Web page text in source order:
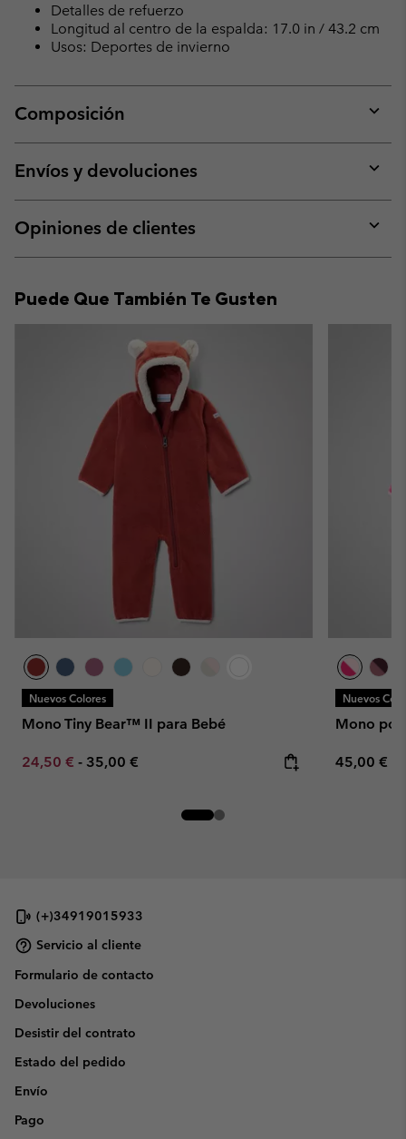
Detalles de refuerzo
Longitud al centro de la espalda: 17.0 in / 43.2 cm
Usos: Deportes de invierno
Composición
or
Envíos y devoluciones
or
Opiniones de clientes
or
Puede Que También Te Gusten
Nuevos Colores
Mono Tiny Bear™ II para Bebé
Minimum sale price:
24,50 € - Maximum price:
35,00 €
Nuevos
Mono
Regular
45,00 €
(+)34919015933
Servicio al cliente
Formulario de contacto
Devoluciones
Desistir del contrato
Estado del pedido
Envío
Pago